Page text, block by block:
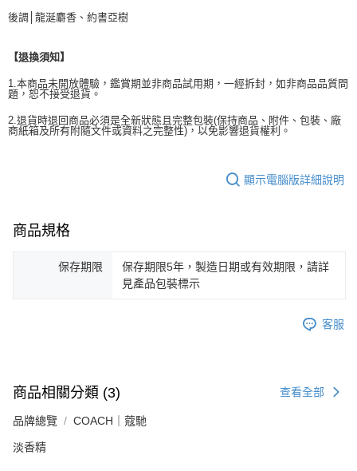
後調│龍涎麝香、約書亞樹
【退換須知】
1.本商品未開放體驗，鑑賞期並非商品試用期，一經拆封，如非商品品質問
題，恕不接受退貨。
2.退貨時退回商品必須是全新狀態且完整包裝(保持商品、附件、包裝、廠
商紙箱及所有附隨文件或資料之完整性)，以免影響退貨權利。
顯示電腦版詳細說明
商品規格
保存期限
保存期限5年，製造日期或有效期限，請詳
見產品包裝標示
客服
商品相關分類 (3) 查看全部
品牌總覽 COACH｜蔻馳
淡香精